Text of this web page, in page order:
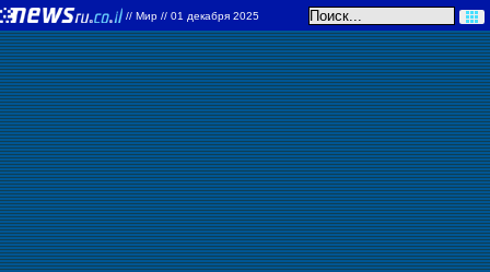
// Мир // 01 декабря 2025